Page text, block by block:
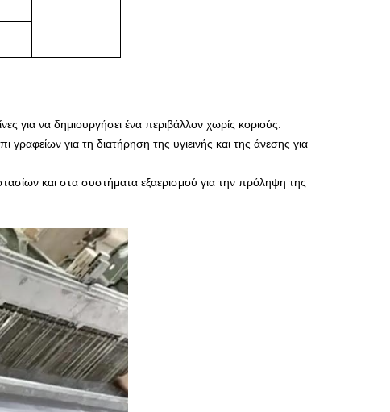
για να δημιουργήσει ένα περιβάλλον χωρίς κοριούς.
γραφείων για τη διατήρηση της υγιεινής και της άνεσης για
και στα συστήματα εξαερισμού για την πρόληψη της